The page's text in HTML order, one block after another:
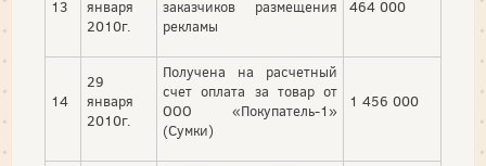
13
января
2010г.
заказчиков размещения
рекламы
464 000
14
29
января
2010г.
Получена на расчетный
счет оплата за товар от
ООО «Покупатель-1»
(Сумки)
1 456 000